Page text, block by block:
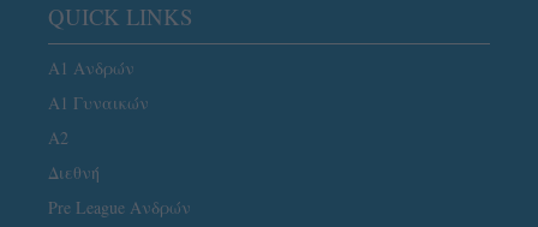
QUICK LINKS
Α1 Ανδρών
Α1 Γυναικών
A2
Διεθνή
Pre League Ανδρών